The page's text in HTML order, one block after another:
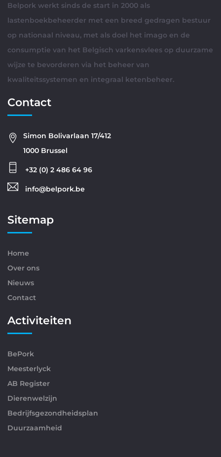
Belpork werkt sinds de start in 2000 als
lastenboekbeheerder met een breed gedragen bestuur
op nationaal niveau, met als doel het imago en de
consumptie van het Belgisch varkensvlees op duurzame
wijze te bevorderen via het beheer van
kwaliteitssystemen en integraal ketenbeheer.
Contact
Simon Bolivarlaan 17/412
1000 Brussel
+32 (0) 2 486 64 96
info@belpork.be
Sitemap
Home
Over ons
Nieuws
Contact
Activiteiten
BePork
Meesterlyck
AB Register
Dierenwelzijn
Bedrijfsgezondheidsplan
Duurzaamheid